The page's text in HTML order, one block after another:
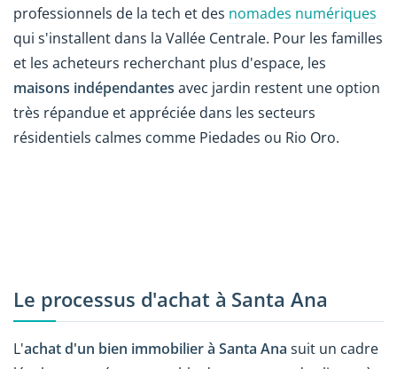
professionnels de la tech et des nomades numériques
qui s'installent dans la Vallée Centrale. Pour les familles
et les acheteurs recherchant plus d'espace, les
maisons indépendantes avec jardin restent une option
très répandue et appréciée dans les secteurs
résidentiels calmes comme Piedades ou Rio Oro.
Le processus d'achat à Santa Ana
L'achat d'un bien immobilier à Santa Ana suit un cadre